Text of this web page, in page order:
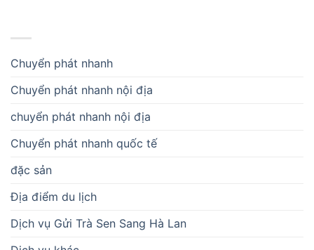
Chuyển phát nhanh
Chuyển phát nhanh nội địa
chuyển phát nhanh nội địa
Chuyển phát nhanh quốc tế
đặc sản
Địa điểm du lịch
Dịch vụ Gửi Trà Sen Sang Hà Lan